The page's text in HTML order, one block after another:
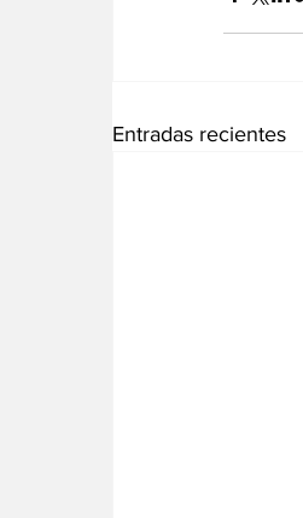
Entradas recientes